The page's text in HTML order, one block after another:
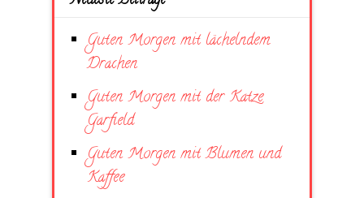
Guten Morgen mit lächelndem
Drachen
Guten Morgen mit der Katze
Garfield
Guten Morgen mit Blumen und
Kaffee